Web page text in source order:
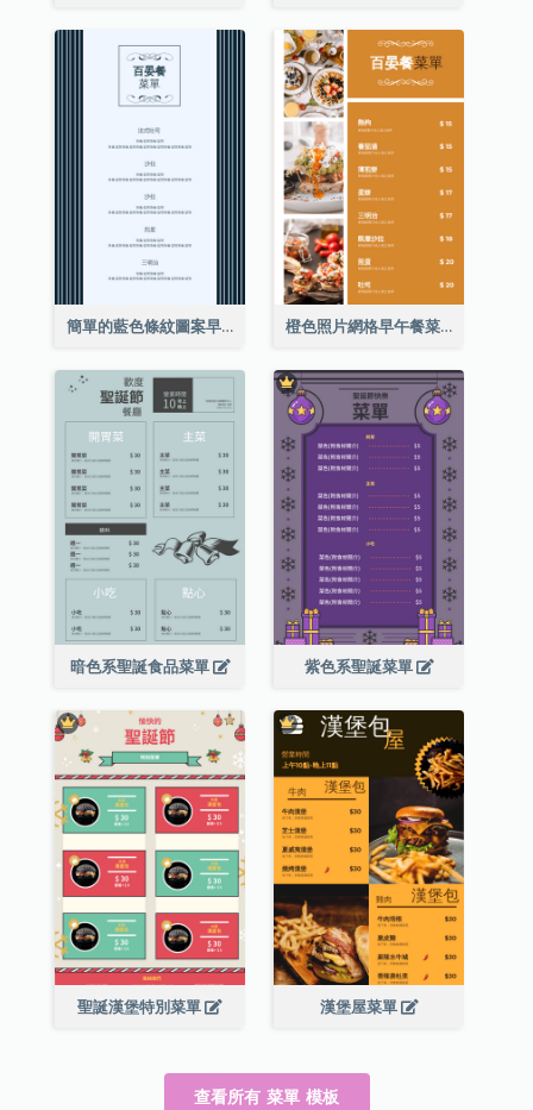
簡單的藍色條紋圖案早午餐菜單 橙色照片網格早午餐菜單
暗色系聖誕食品菜單 紫色系聖誕菜單
聖誕漢堡特別菜單 漢堡屋菜單
查看所有 菜單 模板